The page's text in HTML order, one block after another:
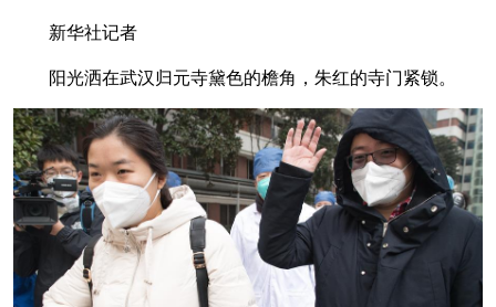
新华社记者
阳光洒在武汉归元寺黛色的檐角，朱红的寺门紧锁。